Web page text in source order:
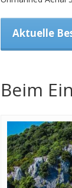
Aktuelle
Beim